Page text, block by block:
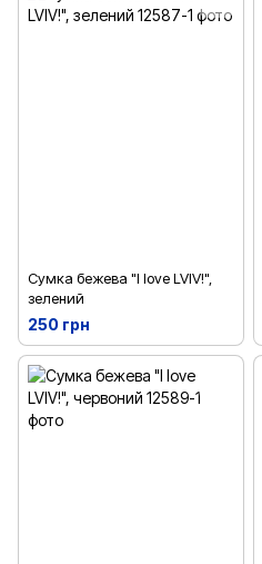
Сумка бежева "I love LVIV!",
зелений
250 грн